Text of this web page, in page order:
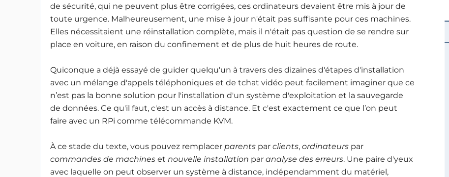
de sécurité, qui ne peuvent plus être corrigées, ces ordinateurs devaient être mis à jour de
toute urgence. Malheureusement, une mise à jour n'était pas suffisante pour ces machines.
Elles nécessitaient une réinstallation complète, mais il n'était pas question de se rendre sur
place en voiture, en raison du confinement et de plus de huit heures de route.
Quiconque a déjà essayé de guider quelqu'un à travers des dizaines d'étapes d'installation
avec un mélange d'appels téléphoniques et de tchat vidéo peut facilement imaginer que ce
n’est pas la bonne solution pour l'installation d'un système d'exploitation et la sauvegarde
de données. Ce qu'il faut, c'est un accès à distance. Et c'est exactement ce que l’on peut
faire avec un RPi comme télécommande KVM.
À ce stade du texte, vous pouvez remplacer parents par clients, ordinateurs par
commandes de machines et nouvelle installation par analyse des erreurs. Une paire d'yeux
avec laquelle on peut observer un système à distance, indépendamment du matériel,